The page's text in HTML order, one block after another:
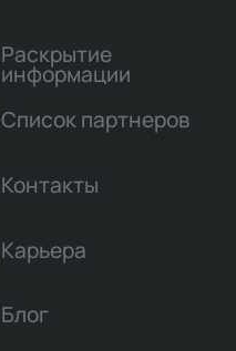
Раскрытие
информации
Список партнеров
Контакты
Карьера
Блог